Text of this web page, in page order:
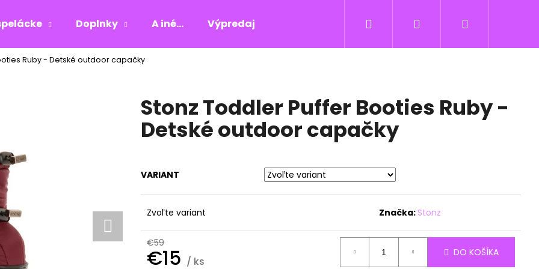
Doplnky A iné... Výpredaj Hľadať Prihlásenie
Ruby - Detské outdoor capačky
Stonz Toddler Puffer Booties Ruby -
Detské outdoor capačky
VARIANT
Zvoľte variant Značka: Stonz
€59
€15 / ks
DO KOŠÍKA
Čo potrebujete nájsť?
HĽADAŤ